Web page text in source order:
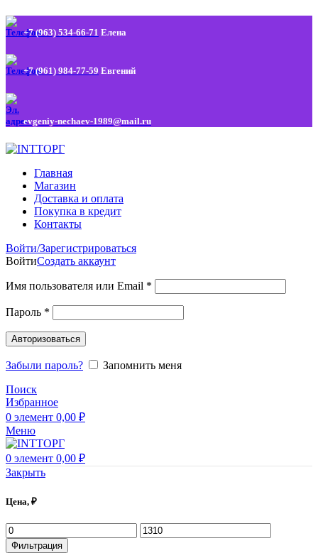
+7 (963) 534-66-71 Елена
+7 (961) 984-77-59 Евгений
evgeniy-nechaev-1989@mail.ru
Главная
Магазин
Доставка и оплата
Покупка в кредит
Контакты
Войти/Зарегистрироваться
ВойтиСоздать аккаунт
Имя пользователя или Email *
Пароль *
Авторизоваться
Забыли пароль?
Запомнить меня
Поиск
Избранное
0 элемент 0,00 ₽
Меню
0 элемент 0,00 ₽
Закрыть
Цена, ₽
Фильтрация